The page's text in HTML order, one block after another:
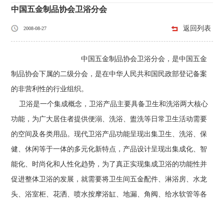
中国五金制品协会卫浴分会
2008-08-27 返回列表
中国五金制品协会卫浴分会，是中国五金
制品协会下属的二级分会，是在中华人民共和国民政部登记备案
的非营利性的行业组织。
卫浴是一个集成概念，卫浴产品主要具备卫生和洗浴两大核心
功能，为广大居住者提供便溺、洗浴、盥洗等日常卫生活动需要
的空间及各类用品。现代卫浴产品功能呈现出集卫生、洗浴、保
健、休闲等于一体的多元化新特点，产品设计呈现出集成化、智
能化、时尚化和人性化趋势，为了真正实现集成卫浴的功能性并
促进整体卫浴的发展，就需要将卫生间五金配件、淋浴房、水龙
头、浴室柜、花洒、喷水按摩浴缸、地漏、角阀、给水软管等各